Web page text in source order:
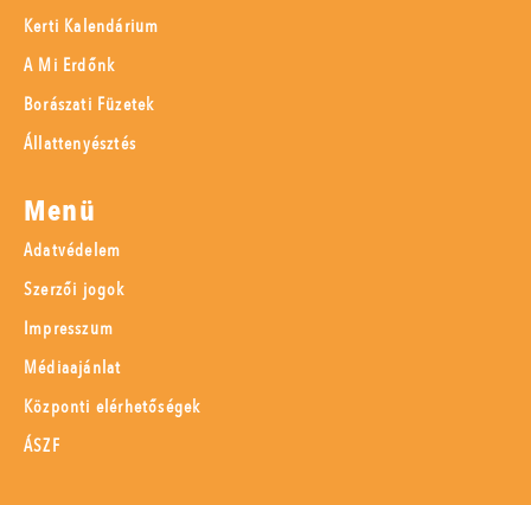
Kerti Kalendárium
A Mi Erdőnk
Borászati Füzetek
Állattenyésztés
Menü
Adatvédelem
Szerzői jogok
Impresszum
Médiaajánlat
Központi elérhetőségek
ÁSZF